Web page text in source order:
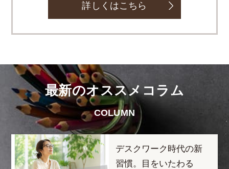
詳しくはこちら
最新のオススメコラム
COLUMN
デスクワーク時代の新
習慣。目をいたわる